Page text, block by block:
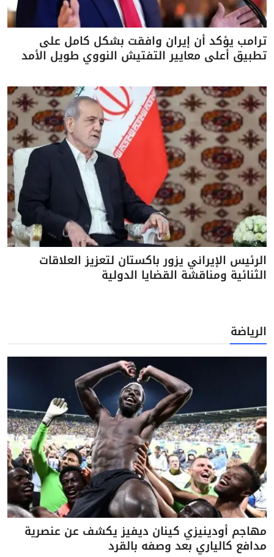
ترامب يؤكد أن إيران وافقت بشكل كامل على
تطبيق أعلى معايير التفتيش النووي طويل الأمد
الرئيس الإيراني يزور باكستان لتعزيز العلاقات
الثنائية ومناقشة القضايا الدولية
الرياضة
مهاجم أودينيزي كينان ديفيز يكشف عن عنصرية
مدافع كالياري بعد وصفه بالقرد